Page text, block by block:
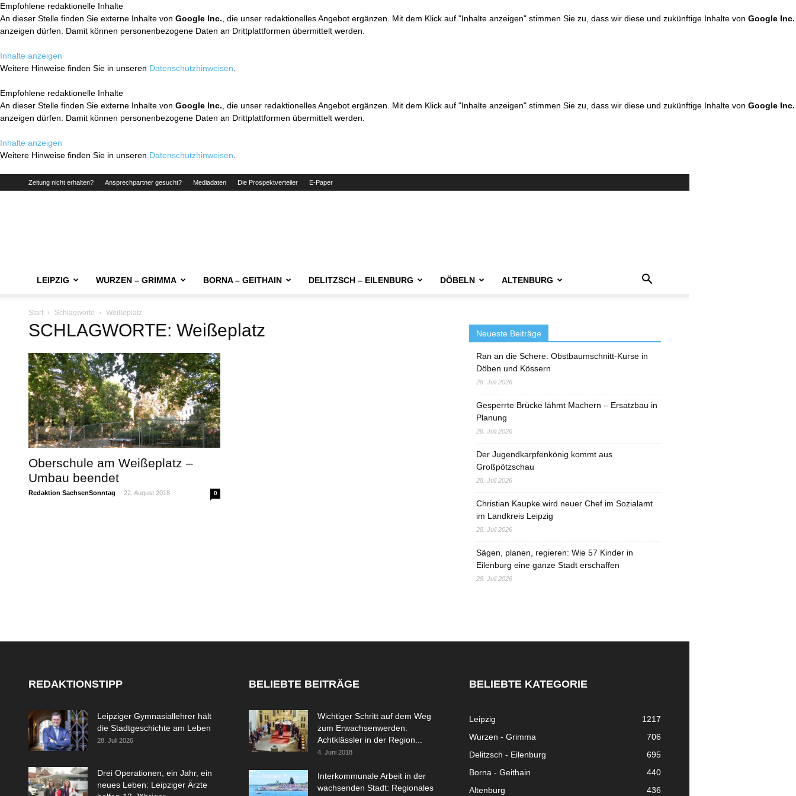
Empfohlene redaktionelle Inhalte
An dieser Stelle finden Sie externe Inhalte von Google Inc. , die unser redaktionelles Angebot ergänzen. Mit dem Klick auf "Inhalte anzeigen" stimmen Sie zu, dass wir diese und zukünftige Inhalte von Google Inc.
anzeigen dürfen. Damit können personenbezogene Daten an Drittplattformen übermittelt werden.
Inhalte anzeigen
Weitere Hinweise finden Sie in unseren Datenschutzhinweisen
Empfohlene redaktionelle Inhalte
An dieser Stelle finden Sie externe Inhalte von Google Inc. , die unser redaktionelles Angebot ergänzen. Mit dem Klick auf "Inhalte anzeigen" stimmen Sie zu, dass wir diese und zukünftige Inhalte von Google Inc.
anzeigen dürfen. Damit können personenbezogene Daten an Drittplattformen übermittelt werden.
Inhalte anzeigen
Weitere Hinweise finden Sie in unseren Datenschutzhinweisen
Zeitung nicht erhalten? Ansprechpartner gesucht? Mediadaten Die Prospektverteiler E-Paper
LEIPZIG WURZEN – GRIMMA BORNA – GEITHAIN DELITZSCH – EILENBURG DÖBELN ALTENBURG
Start Schlagworte Weißeplatz
SCHLAGWORTE: Weißeplatz
Oberschule am Weißeplatz –
Umbau beendet
Redaktion SachsenSonntag - 22. August 2018 0
Neueste Beiträge
Ran an die Schere: Obstbaumschnitt-Kurse in
Döben und Kössern
28. Juli 2026
Gesperrte Brücke lähmt Machern – Ersatzbau in
Planung
28. Juli 2026
Der Jugendkarpfenkönig kommt aus
Großpötzschau
28. Juli 2026
Christian Kaupke wird neuer Chef im Sozialamt
im Landkreis Leipzig
28. Juli 2026
Sägen, planen, regieren: Wie 57 Kinder in
Eilenburg eine ganze Stadt erschaffen
28. Juli 2026
REDAKTIONSTIPP
Leipziger Gymnasiallehrer hält
die Stadtgeschichte am Leben
28. Juli 2026
Drei Operationen, ein Jahr, ein
neues Leben: Leipziger Ärzte
BELIEBTE BEITRÄGE
Wichtiger Schritt auf dem Weg
zum Erwachsenwerden:
Achtklässler in der Region...
4. Juni 2018
Interkommunale Arbeit in der
wachsenden Stadt: Regionales
BELIEBTE KATEGORIE
Leipzig
1217
Wurzen - Grimma
706
Delitzsch - Eilenburg
695
Borna - Geithain
440
Altenburg
436